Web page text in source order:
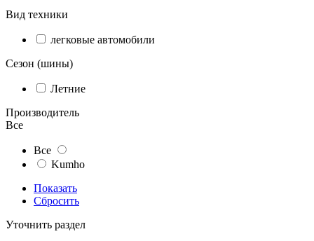
Вид техники
легковые автомобили
Сезон (шины)
Летние
Производитель
Все
Все
Kumho
Показать
Сбросить
Уточнить раздел